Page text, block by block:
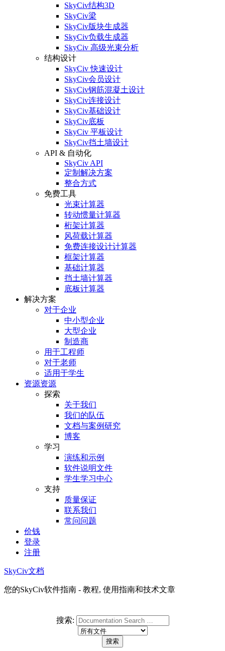
SkyCiv结构3D
SkyCiv梁
SkyCiv版块生成器
SkyCiv负载生成器
SkyCiv 高级光束分析
结构设计
SkyCiv 快速设计
SkyCiv会员设计
SkyCiv钢筋混凝土设计
SkyCiv连接设计
SkyCiv基础设计
SkyCiv底板
SkyCiv 平板设计
SkyCiv挡土墙设计
API & 自动化
SkyCiv API
定制解决方案
整合方式
免费工具
光束计算器
转动惯量计算器
桁架计算器
风荷载计算器
免费连接设计计算器
框架计算器
基础计算器
挡土墙计算器
底板计算器
解决方案
对于企业
中小型企业
大型企业
制造商
用于工程师
对于老师
适用于学生
资源资源
探索
关于我们
我们的队伍
文档与案例研究
博客
学习
演练和示例
软件说明文件
学生学习中心
支持
质量保证
联系我们
常问问题
价钱
登录
注册
SkyCiv文档
您的SkyCiv软件指南 - 教程, 使用指南和技术文章
搜索: